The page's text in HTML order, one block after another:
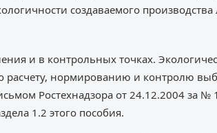
создаваемого
и в контрольных точках.
расчету, нормированию и контролю
Ростехнадзора от 24.12.2004 за №
1.2 этого пособия.